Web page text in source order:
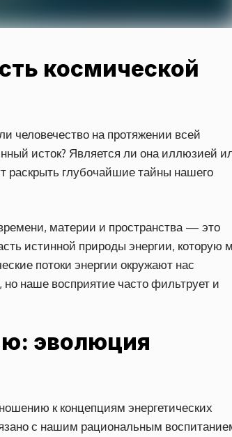
космической
человечество на протяжении всей
исток? Является ли она иллюзией
раскрыть глубочайшие тайны нашего
материи и пространства — это
истинной природы энергии, которую
потоки энергии окружают нас
наше восприятие часто фильтрует и
эволюция
к концепциям энергетических
с нашим рациональным